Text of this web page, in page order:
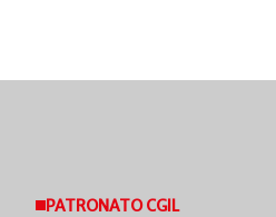
PATRONATO CGIL